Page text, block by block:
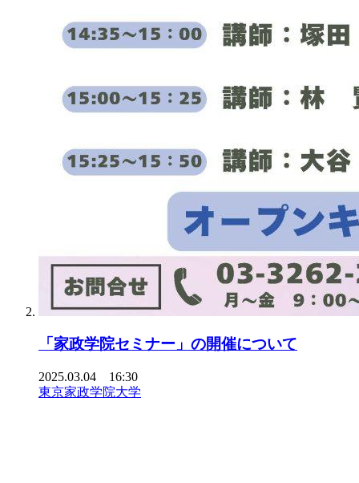
「家政学院セミナー」の開催について
2025.03.04 16:30
東京家政学院大学